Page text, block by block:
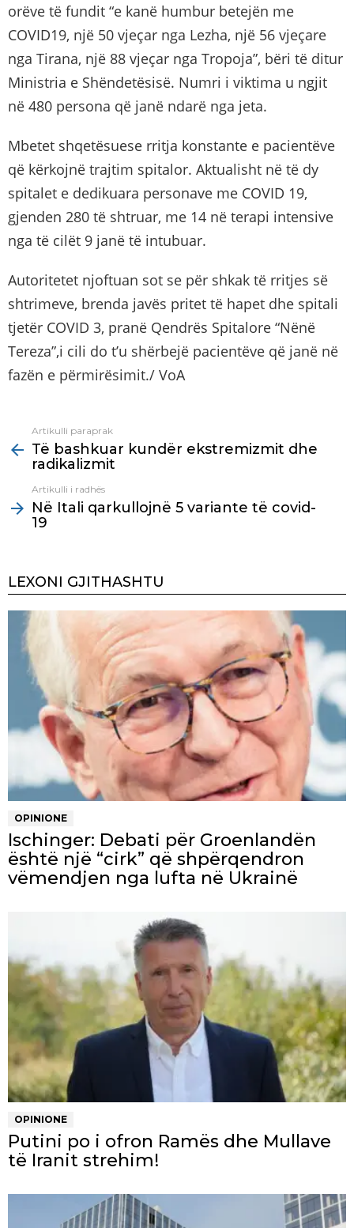
orëve të fundit “e kanë humbur betejën me
COVID19, një 50 vjeçar nga Lezha, një 56 vjeçare
nga Tirana, një 88 vjeçar nga Tropoja”, bëri të ditur
Ministria e Shëndetësisë. Numri i viktima u ngjit
në 480 persona që janë ndarë nga jeta.
Mbetet shqetësuese rritja konstante e pacientëve
që kërkojnë trajtim spitalor. Aktualisht në të dy
spitalet e dedikuara personave me COVID 19,
gjenden 280 të shtruar, me 14 në terapi intensive
nga të cilët 9 janë të intubuar.
Autoritetet njoftuan sot se për shkak të rritjes së
shtrimeve, brenda javës pritet të hapet dhe spitali
tjetër COVID 3, pranë Qendrës Spitalore “Nënë
Tereza”,i cili do t’u shërbejë pacientëve që janë në
fazën e përmirësimit./ VoA
more
Artikulli paraprak
Të bashkuar kundër ekstremizmit dhe
radikalizmit
Artikulli i radhës
Në Itali qarkullojnë 5 variante të covid-
19
LEXONI GJITHASHTU
OPINIONE
Ischinger: Debati për Groenlandën
është një “cirk” që shpërqendron
vëmendjen nga lufta në Ukrainë
OPINIONE
Putini po i ofron Ramës dhe Mullave
të Iranit strehim!